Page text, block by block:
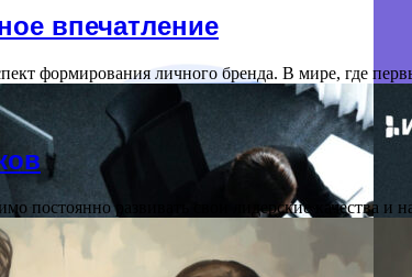
впечатление
формирования личного бренда. В мире, где
постоянно развивать свои лидерские качества